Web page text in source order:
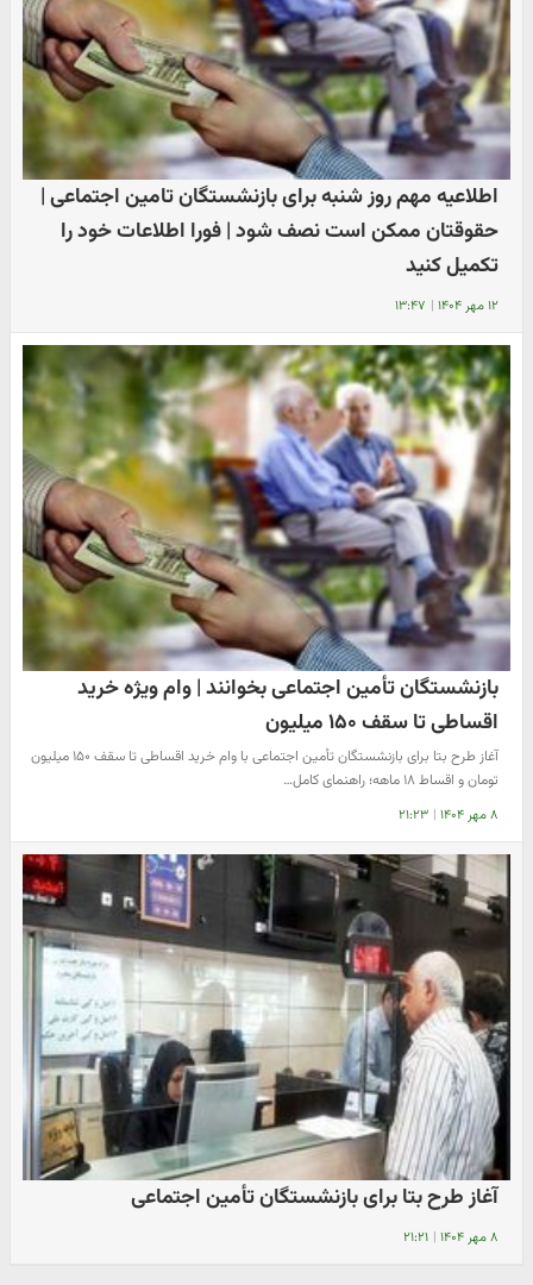
اطلاعیه مهم روز شنبه برای بازنشستگان تامین اجتماعی |
حقوقتان ممکن است نصف شود | فورا اطلاعات خود را
تکمیل کنید
۱۲ مهر ۱۴۰۴ | ۱۳:۴۷
بازنشستگان تأمین اجتماعی بخوانند | وام ویژه خرید
اقساطی تا سقف ۱۵۰ میلیون
آغاز طرح بتا برای بازنشستگان تأمین اجتماعی با وام خرید اقساطی تا سقف ۱۵۰ میلیون
تومان و اقساط ۱۸ ماهه؛ راهنمای کامل…
۸ مهر ۱۴۰۴ | ۲۱:۲۳
آغاز طرح بتا برای بازنشستگان تأمین اجتماعی
۸ مهر ۱۴۰۴ | ۲۱:۲۱